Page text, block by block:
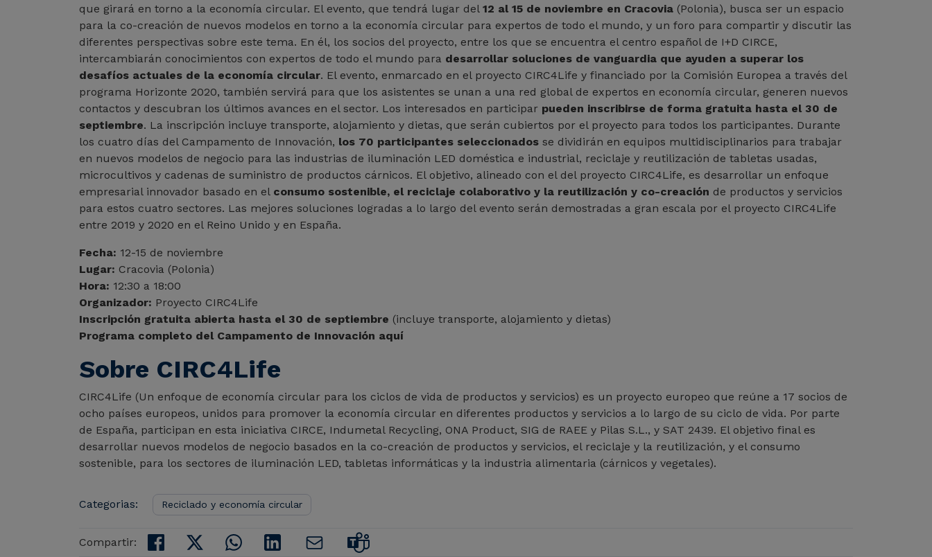
que girará en torno a la economía circular. El evento, que tendrá lugar del 12 al 15 de noviembre en Cracovia (Polonia), busca ser un espacio
para la co-creación de nuevos modelos en torno a la economía circular para expertos de todo el mundo, y un foro para compartir y discutir las
diferentes perspectivas sobre este tema. En él, los socios del proyecto, entre los que se encuentra el centro español de I+D CIRCE,
intercambiarán conocimientos con expertos de todo el mundo para desarrollar soluciones de vanguardia que ayuden a superar los
desafíos actuales de la economía circular. El evento, enmarcado en el proyecto CIRC4Life y financiado por la Comisión Europea a través del
programa Horizonte 2020, también servirá para que los asistentes se unan a una red global de expertos en economía circular, generen nuevos
contactos y descubran los últimos avances en el sector. Los interesados en participar pueden inscribirse de forma gratuita hasta el 30 de
septiembre. La inscripción incluye transporte, alojamiento y dietas, que serán cubiertos por el proyecto para todos los participantes. Durante
los cuatro días del Campamento de Innovación, los 70 participantes seleccionados se dividirán en equipos multidisciplinarios para trabajar
en nuevos modelos de negocio para las industrias de iluminación LED doméstica e industrial, reciclaje y reutilización de tabletas usadas,
microcultivos y cadenas de suministro de productos cárnicos. El objetivo, alineado con el del proyecto CIRC4Life, es desarrollar un enfoque
empresarial innovador basado en el consumo sostenible, el reciclaje colaborativo y la reutilización y co-creación de productos y servicios
para estos cuatro sectores. Las mejores soluciones logradas a lo largo del evento serán demostradas a gran escala por el proyecto CIRC4Life
entre 2019 y 2020 en el Reino Unido y en España.
Fecha: 12-15 de noviembre
Lugar: Cracovia (Polonia)
Hora: 12:30 a 18:00
Organizador: Proyecto CIRC4Life
Inscripción gratuita abierta hasta el 30 de septiembre (incluye transporte, alojamiento y dietas)
Programa completo del Campamento de Innovación aquí
Sobre CIRC4Life
CIRC4Life (Un enfoque de economía circular para los ciclos de vida de productos y servicios) es un proyecto europeo que reúne a 17 socios de
ocho países europeos, unidos para promover la economía circular en diferentes productos y servicios a lo largo de su ciclo de vida. Por parte
de España, participan en esta iniciativa CIRCE, Indumetal Recycling, ONA Product, SIG de RAEE y Pilas S.L., y SAT 2439. El objetivo final es
desarrollar nuevos modelos de negocio basados en la co-creación de productos y servicios, el reciclaje y la reutilización, y el consumo
sostenible, para los sectores de iluminación LED, tabletas informáticas y la industria alimentaria (cárnicos y vegetales).
Categorias: Reciclado y economía circular
Compartir: